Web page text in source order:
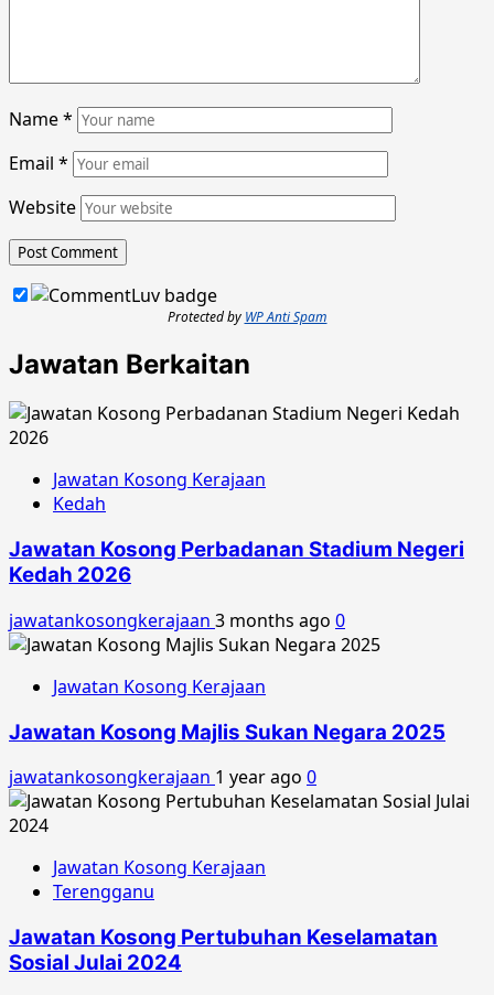
Name*
Email *
Website
Protected by WP Anti Spam
Jawatan Berkaitan
Jawatan Kosong Kerajaan
Kedah
Jawatan Kosong Perbadanan Stadium Negeri
Kedah 2026
jawatankosongkerajaan 3 months ago 0
Jawatan Kosong Kerajaan
Jawatan Kosong Majlis Sukan Negara 2025
jawatankosongkerajaan 1 year ago 0
Jawatan Kosong Kerajaan
Terengganu
Jawatan Kosong Pertubuhan Keselamatan
Sosial Julai 2024